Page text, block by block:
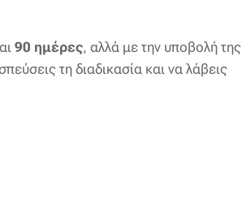
90 ημέρες, αλλά με την υποβολή της
τη διαδικασία και να λάβεις